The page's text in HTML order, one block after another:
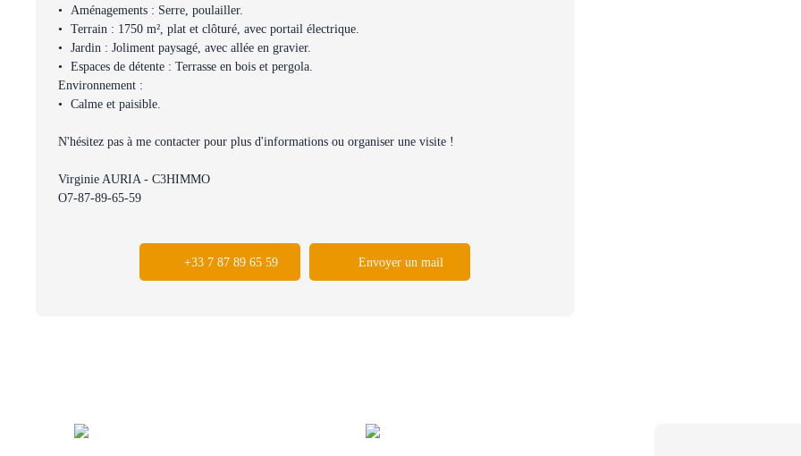
Aménagements : Serre, poulailler.
Terrain : 1750 m², plat et clôturé, avec portail électrique.
Jardin : Joliment paysagé, avec allée en gravier.
Espaces de détente : Terrasse en bois et pergola.
Environnement :
Calme et paisible.
N'hésitez pas à me contacter pour plus d'informations ou organiser une visite !
Virginie AURIA - C3HIMMO
O7-87-89-65-59
+33 7 87 89 65 59 Envoyer un mail